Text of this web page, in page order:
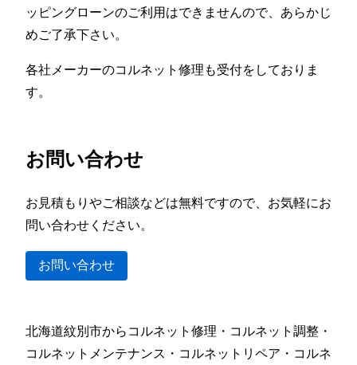
ッピングローンのご利用はできませんので、あらかじ
めご了承下さい。
各社メーカーのコルネット修理も受付をしておりま
す。
お問い合わせ
お見積もりやご相談などは無料ですので、お気軽にお
問い合わせください。
お問い合わせ
北海道紋別市からコルネット修理・コルネット調整・
コルネットメンテナンス・コルネットリペア・コルネ